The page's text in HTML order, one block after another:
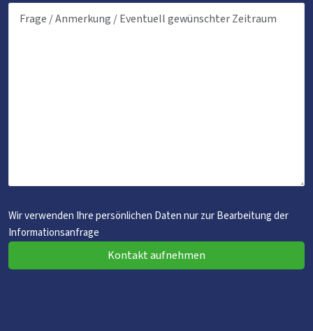
Wir verwenden Ihre persönlichen Daten nur zur Bearbeitung der
Informationsanfrage
Kontakt aufnehmen